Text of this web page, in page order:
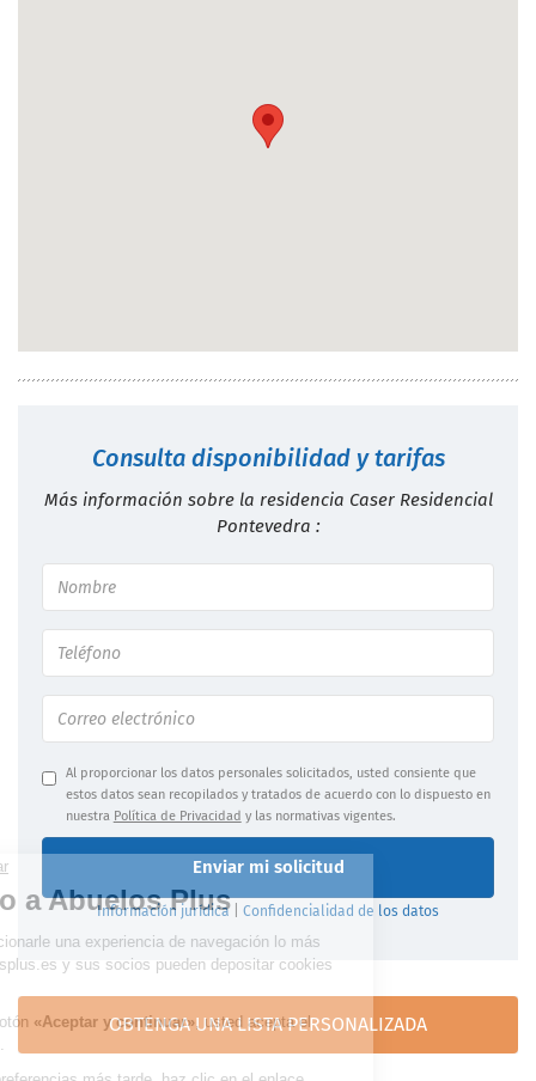
Consulta disponibilidad y tarifas
Más información sobre la residencia Caser Residencial
Pontevedra :
Al proporcionar los datos personales solicitados, usted consiente que
estos datos sean recopilados y tratados de acuerdo con lo dispuesto en
nuestra Política de Privacidad y las normativas vigentes.
Enviar mi solicitud
Información jurídica| Confidencialidad de los datos
OBTENGA UNA LISTA PERSONALIZADA